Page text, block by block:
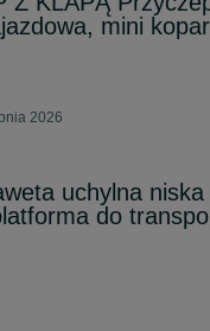
mini
2026
uchylna
do